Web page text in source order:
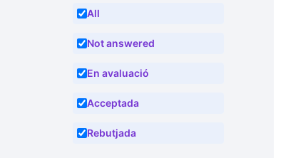
All
Not answered
En avaluació
Acceptada
Rebutjada